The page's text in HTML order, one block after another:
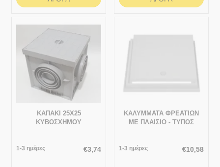
ΚΑΠΑΚΙ 25Χ25
ΚΥΒΟΣΧΗΜΟΥ
1-3 ημέρες €3,74
ΚΑΛΥΜΜΑΤΑ ΦΡΕΑΤΙΩΝ
ΜΕ ΠΛΑΙΣΙΟ - ΤΥΠΟΣ
1-3 ημέρες €10,58